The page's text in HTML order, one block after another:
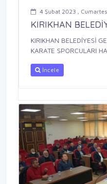
4 Şubat 2023 ,
KIRIKHAN
KIRIKHAN BELEDİYESİ
KARATE SPORCULARI
İncele